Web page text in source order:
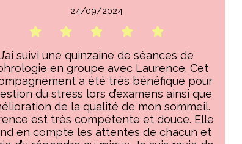
24/09/2024
J’ai suivi une quinzaine de séances de
en groupe avec Laurence. Cet
a été très bénéfique pour
du stress lors d’examens ainsi que
de la qualité de mon sommeil.
est très compétente et douce. Elle
en compte les attentes de chacun et